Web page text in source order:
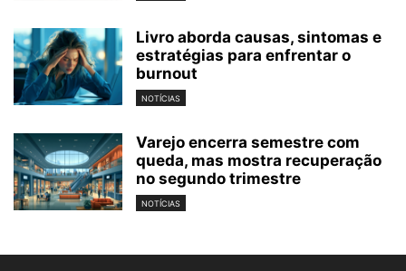
Livro aborda causas, sintomas e
estratégias para enfrentar o
burnout
NOTÍCIAS
Varejo encerra semestre com
queda, mas mostra recuperação
no segundo trimestre
NOTÍCIAS